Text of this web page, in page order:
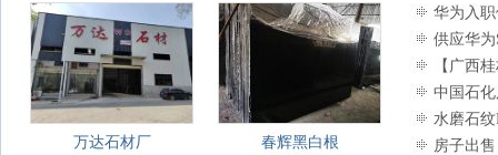
万达石材厂 春辉黑白根
华为入
供应华为
【广西
中国石
水磨石
房子出售